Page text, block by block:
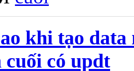
khi tạo
cuối có updt